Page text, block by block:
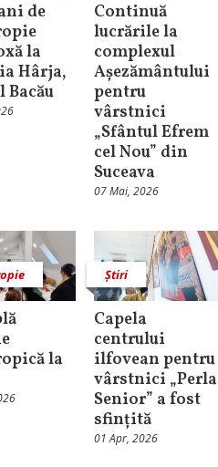
de
la
Hârja,
Bacău
Continuă
lucrările la
complexul
Așezământului
pentru
vârstnici
„Sfântul Efrem
cel Nou” din
Suceava
07 Mai, 2026
la
Știri
Capela
centrului
ilfovean pentru
vârstnici „Perla
Senior” a fost
sfințită
01 Apr, 2026